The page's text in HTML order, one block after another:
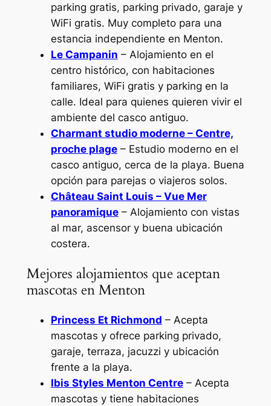
parking gratis, parking privado, garaje y
WiFi gratis. Muy completo para una
estancia independiente en Menton.
Le Campanin – Alojamiento en el
centro histórico, con habitaciones
familiares, WiFi gratis y parking en la
calle. Ideal para quienes quieren vivir el
ambiente del casco antiguo.
Charmant studio moderne – Centre,
proche plage– Estudio moderno en el
casco antiguo, cerca de la playa. Buena
opción para parejas o viajeros solos.
Château Saint Louis – Vue Mer
panoramique– Alojamiento con vistas
al mar, ascensor y buena ubicación
costera.
Mejores alojamientos que aceptan
mascotas en Menton
Princess Et Richmond – Acepta
mascotas y ofrece parking privado,
garaje, terraza, jacuzzi y ubicación
frente a la playa.
Ibis Styles Menton Centre– Acepta
mascotas y tiene habitaciones